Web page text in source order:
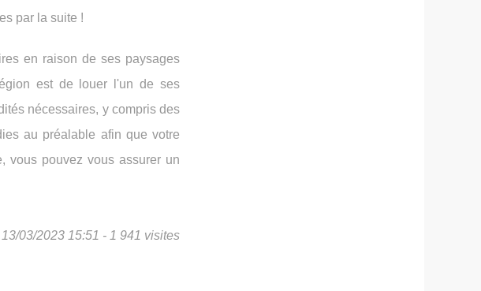
par la suite !
en raison de ses paysages
est de louer l'un de ses
nécessaires, y compris des
au préalable afin que votre
vous pouvez vous assurer un
13/03/2023 15:51 - 1 941 visites